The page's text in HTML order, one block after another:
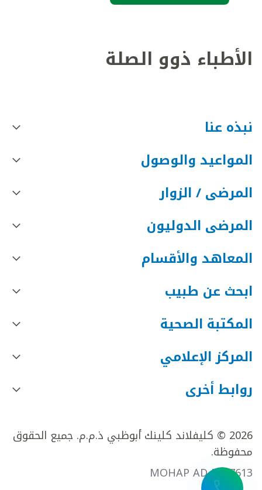
الأطباء ذوو الصلة
نبذه عنا
المواعيد والوصول
المرضى / الزوار
المرضى الدوليون
المعاهد والأقسام
ابحث عن طبيب
المكتبة الصحية
المركز الإعلامي
روابط أخرى
2026 © كليفلاند كلينك أبوظبي ذ.م.م. جميع الحقوق
محفوظة.
MOHAP AD FR27613